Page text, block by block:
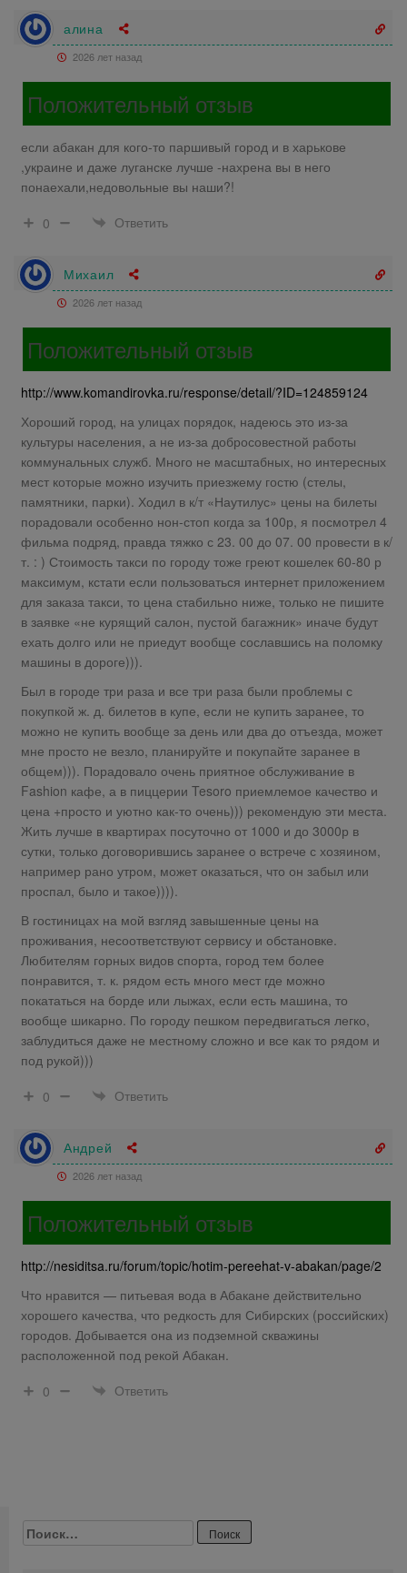
алина
2026 лет назад
Положительный отзыв
если абакан для кого-то паршивый город и в харькове
,украине и даже луганске лучше -нахрена вы в него
понаехали,недовольные вы наши?!
0
Ответить
Михаил
2026 лет назад
Положительный отзыв
http://www.komandirovka.ru/response/detail/?ID=124859124
Хороший город, на улицах порядок, надеюсь это из-за
культуры населения, а не из-за добросовестной работы
коммунальных служб. Много не масштабных, но интересных
мест которые можно изучить приезжему гостю (стелы,
памятники, парки). Ходил в к/т «Наутилус» цены на билеты
порадовали особенно нон-стоп когда за 100р, я посмотрел 4
фильма подряд, правда тяжко с 23. 00 до 07. 00 провести в к/
т. : ) Стоимость такси по городу тоже греют кошелек 60-80 р
максимум, кстати если пользоваться интернет приложением
для заказа такси, то цена стабильно ниже, только не пишите
в заявке «не курящий салон, пустой багажник» иначе будут
ехать долго или не приедут вообще сославшись на поломку
машины в дороге))).
Был в городе три раза и все три раза были проблемы с
покупкой ж. д. билетов в купе, если не купить заранее, то
можно не купить вообще за день или два до отъезда, может
мне просто не везло, планируйте и покупайте заранее в
общем))). Порадовало очень приятное обслуживание в
Fashion кафе, а в пиццерии Tesoro приемлемое качество и
цена +просто и уютно как-то очень))) рекомендую эти места.
Жить лучше в квартирах посуточно от 1000 и до 3000р в
сутки, только договорившись заранее о встрече с хозяином,
например рано утром, может оказаться, что он забыл или
проспал, было и такое)))).
В гостиницах на мой взгляд завышенные цены на
проживания, несоответствуют сервису и обстановке.
Любителям горных видов спорта, город тем более
понравится, т. к. рядом есть много мест где можно
покататься на борде или лыжах, если есть машина, то
вообще шикарно. По городу пешком передвигаться легко,
заблудиться даже не местному сложно и все как то рядом и
под рукой)))
0
Ответить
Андрей
2026 лет назад
Положительный отзыв
http://nesiditsa.ru/forum/topic/hotim-pereehat-v-abakan/page/2
Что нравится — питьевая вода в Абакане действительно
хорошего качества, что редкость для Сибирских (российских)
городов. Добывается она из подземной скважины
расположенной под рекой Абакан.
0
Ответить
Найти: